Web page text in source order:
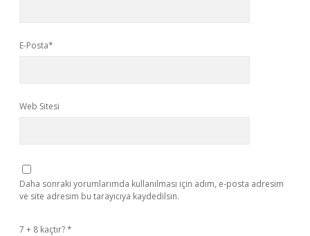
E-Posta*
Web Sitesi
Daha sonraki yorumlarımda kullanılması için adım, e-posta adresim
ve site adresim bu tarayıcıya kaydedilsin.
7 + 8 kaçtır?*